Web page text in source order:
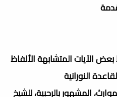
الآيات المتشابهة الألفاظ
النورانية
المشهور بالرحبية، للشيخ